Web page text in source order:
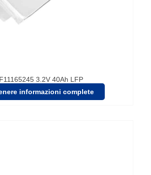
F11165245 3.2V 40Ah LFP
informazioni complete